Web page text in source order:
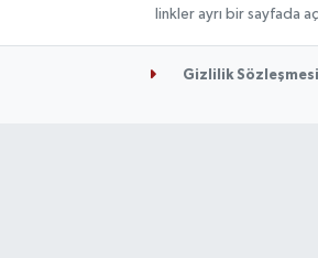
linkler ayrı bir sayfada
Gizlilik Sözleşmesi